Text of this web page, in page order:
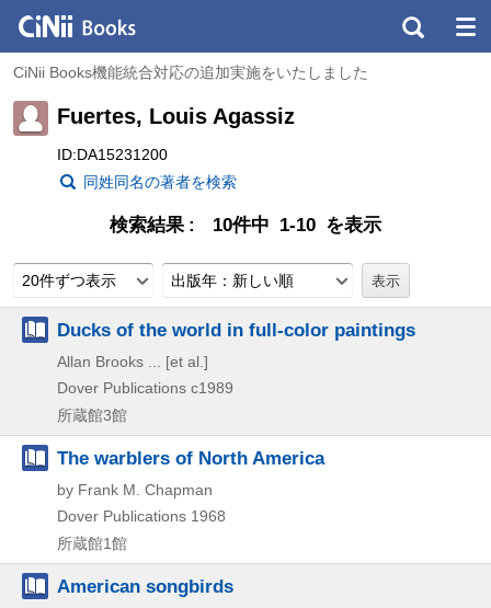
CiNii Books機能統合対応の追加実施をいたしました
Fuertes, Louis Agassiz
ID:DA15231200
同姓同名の著者を検索
検索結果 10件中 1-10 を表示
20件ずつ表示 出版年：新しい順
Ducks of the world in full-color paintings
Allan Brooks ... [et al.]
Dover Publications c1989
所蔵館3館
The warblers of North America
by Frank M. Chapman
Dover Publications 1968
所蔵館1館
American songbirds